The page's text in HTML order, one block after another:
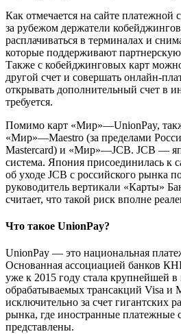
Как отмечается на сайте платежной
за рубежом держатели
расплачиваться в терминалах и
которые поддерживают
Также с кобейджинговых карт
другой счет и совершать онлайн-
открывать дополнительный счет в
требуется.
Помимо карт «Мир»—UnionPay,
«Мир»—Maestro (за пределами
Mastercard) и «Мир»—JCB. JCB —
система. Япония присоединилась к
об уходе JCB с российского рынка
руководитель вертикали «Карты»
считает, что такой риск вполне
Что такое UnionPay?
UnionPay — это национальная
Основанная ассоциацией банков
уже к 2015 году стала крупнейшей
обрабатываемых трансакций Visa и
исключительно за счет гигантских
рынка, где иностранные платежные
представлены.